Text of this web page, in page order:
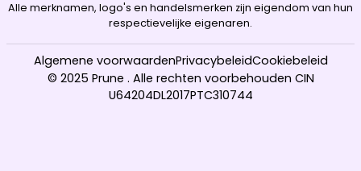
Alle merknamen, logo's en handelsmerken zijn eigendom van hun
respectievelijke eigenaren.
© 2025 Prune . Alle rechten voorbehouden CIN
U64204DL2017PTC310744
Algemene voorwaardenPrivacybeleidCookiebeleid